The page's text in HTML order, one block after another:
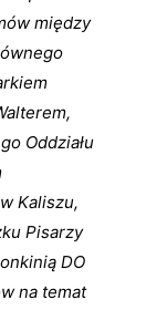
między
Oddziału
Kaliszu,
Pisarzy
DO
na temat